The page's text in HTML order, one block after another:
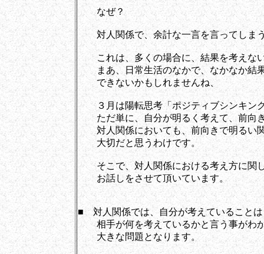
なぜ？
対人関係で、余計な一言を言ってしま
これは、多くの場合に、結果を考えない
まあ、日常生活のなかで、なかなか結
できないかもしれませんね、
３月は陽転思考「ポジティブシンキン
ただ単に、自分が明るく考えて、前向き
対人関係においても、前向きで明るい
大切だと思うわけです。
そこで、対人関係における考え方に関
お話しをさせて頂いています。
■ 対人関係では、自分が考えていること
相手が何を考えているかと言う事がわ
大きな問題となります。